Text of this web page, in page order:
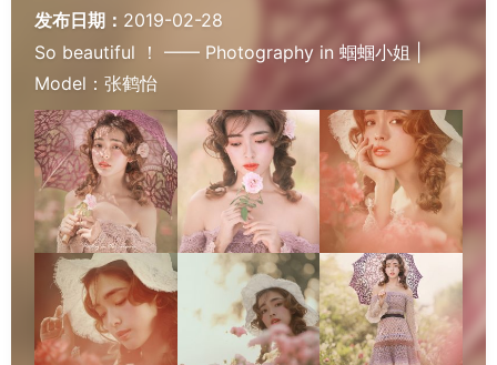
发布日期： 2019-02-28
So beautiful ！ —— Photography in 蝈蝈小姐 |
Model：张鹤怡